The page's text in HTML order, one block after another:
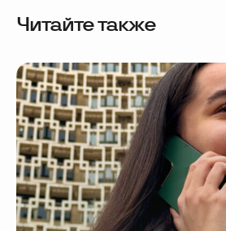
Читайте также